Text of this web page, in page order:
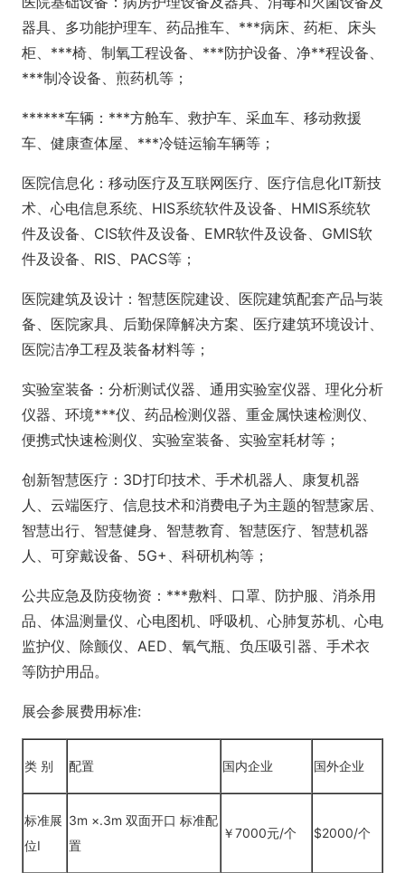
器具、多功能护理车、药品推车、***病床、药柜、床头
柜、***椅、制氧工程设备、***防护设备、净**程设备、
***制冷设备、煎药机等；
******车辆：***方舱车、救护车、采血车、移动救援
车、健康查体屋、***冷链运输车辆等；
医院信息化：移动医疗及互联网医疗、医疗信息化IT新技
术、心电信息系统、HIS系统软件及设备、HMIS系统软
件及设备、CIS软件及设备、EMR软件及设备、GMIS软
件及设备、RIS、PACS等；
医院建筑及设计：智慧医院建设、医院建筑配套产品与装
备、医院家具、后勤保障解决方案、医疗建筑环境设计、
医院洁净工程及装备材料等；
实验室装备：分析测试仪器、通用实验室仪器、理化分析
仪器、环境***仪、药品检测仪器、重金属快速检测仪、
便携式快速检测仪、实验室装备、实验室耗材等；
创新智慧医疗：3D打印技术、手术机器人、康复机器
人、云端医疗、信息技术和消费电子为主题的智慧家居、
智慧出行、智慧健身、智慧教育、智慧医疗、智慧机器
人、可穿戴设备、5G+、科研机构等；
公共应急及防疫物资：***敷料、口罩、防护服、消杀用
品、体温测量仪、心电图机、呼吸机、心肺复苏机、心电
监护仪、除颤仪、AED、氧气瓶、负压吸引器、手术衣
等防护用品。
展会参展费用标准:
类 别 配置 国内企业 国外企业
标准展
位I
3m ×.3m 双面开口 标准配
置
￥7000元/个 $2000/个